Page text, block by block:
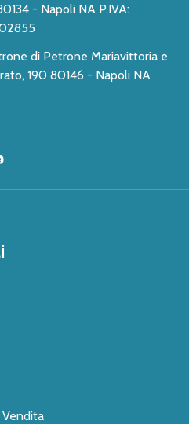
di Petrone Mariavittoria e
190 80146 - Napoli NA